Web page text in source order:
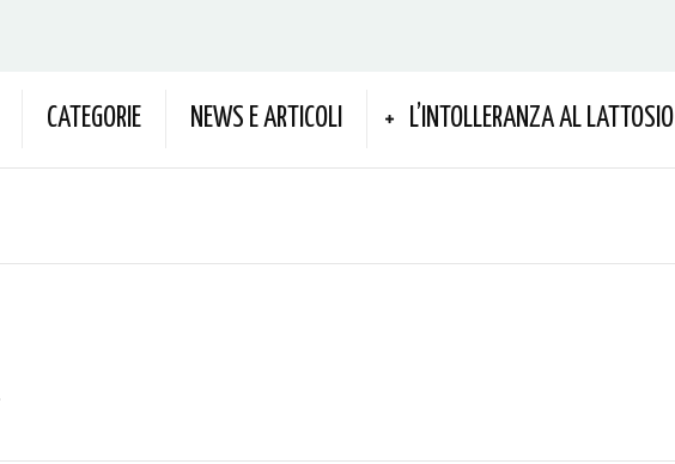
CATEGORIE NEWS E ARTICOLI L’INTOLLERANZA AL LATTOSIO